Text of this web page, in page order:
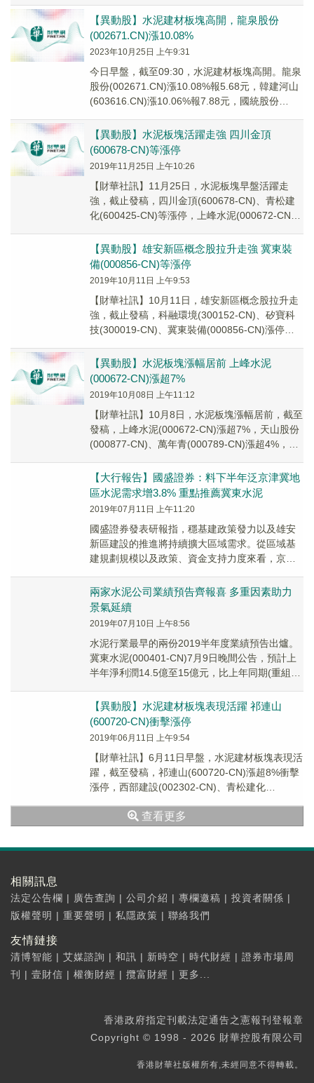
【異動股】水泥建材板塊高開，龍泉股份
(002671.CN)漲10.08%
2023年10月25日 上午9:31
今日早盤，截至09:30，水泥建材板塊高開。龍泉
股份(002671.CN)漲10.08%報5.68元，韓建河山
(603616.CN)漲10.06%報7.88元，國統股份
【異動股】水泥板塊活躍走強 四川金頂
(600678-CN)等漲停
2019年11月25日 上午10:26
【財華社訊】11月25日，水泥板塊早盤活躍走
強，截止發稿，四川金頂(600678-CN)、青松建
化(600425-CN)等漲停，上峰水泥(000672-CN)
【異動股】雄安新區概念股拉升走強 冀東裝
備(000856-CN)等漲停
2019年10月11日 上午9:53
【財華社訊】10月11日，雄安新區概念股拉升走
強，截止發稿，科融環境(300152-CN)、矽寶科
技(300019-CN)、冀東裝備(000856-CN)漲停，
【異動股】水泥板塊漲幅居前 上峰水泥
(000672-CN)漲超7%
2019年10月08日 上午11:12
【財華社訊】10月8日，水泥板塊漲幅居前，截至
發稿，上峰水泥(000672-CN)漲超7%，天山股份
(000877-CN)、萬年青(000789-CN)漲超4%，華
【大行報告】國盛證券：料下半年泛京津冀地
區水泥需求增3.8% 重點推薦冀東水泥
2019年07月11日 上午11:20
國盛證券發表研報指，穩基建政策發力以及雄安
新區建設的推進將持續擴大區域需求。從區域基
建規劃規模以及政策、資金支持力度來看，京津
一，該行測算...
兩家水泥公司業績預告齊報喜 多重因素助力
景氣延續
2019年07月10日 上午8:56
水泥行業最早的兩份2019半年度業績預告出爐。
冀東水泥(000401-CN)7月9日晚間公告，預計上
半年淨利潤14.5億至15億元，比上年同期(重組
【異動股】水泥建材板塊表現活躍 祁連山
(600720-CN)衝擊漲停
2019年06月11日 上午9:54
【財華社訊】6月11日早盤，水泥建材板塊表現活
躍，截至發稿，祁連山(600720-CN)漲超8%衝擊
漲停，西部建設(002302-CN)、青松建化
查看更多
相關訊息
法定公告欄 | 廣告查詢 | 公司介紹 | 專欄邀稿 | 投資者關係 |
版權聲明 | 重要聲明 | 私隱政策 | 聯絡我們
友情鏈接
清博智能 | 艾媒諮詢 | 和訊 | 新時空 | 時代財經 | 證券市場周
刊
| 壹財信 | 權衡財經 | 攬富財經 | 更多...
香港政府指定刊載法定通告之憲報刊登報章
Copyright © 1998 - 2026 財華控股有限公司
香港財華社版權所有,未經同意不得轉載。